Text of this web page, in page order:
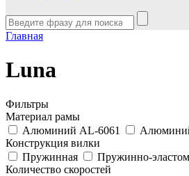
Главная
Luna
Фильтры
Материал рамы
Алюминий AL-6061
Конструкция вилки
Пружинная
Пружинно-
Количество скоростей